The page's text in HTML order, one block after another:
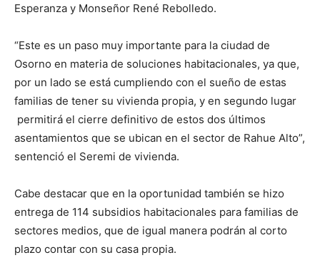
Esperanza y Monseñor René Rebolledo.
“Este es un paso muy importante para la ciudad de
Osorno en materia de soluciones habitacionales, ya que,
por un lado se está cumpliendo con el sueño de estas
familias de tener su vivienda propia, y en segundo lugar
permitirá el cierre definitivo de estos dos últimos
asentamientos que se ubican en el sector de Rahue Alto”,
sentenció el Seremi de vivienda.
Cabe destacar que en la oportunidad también se hizo
entrega de 114 subsidios habitacionales para familias de
sectores medios, que de igual manera podrán al corto
plazo contar con su casa propia.